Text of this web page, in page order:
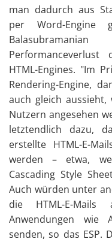
man dadurch aus
per Word-Engine
HTML-Engines. "Im
Rendering-Engine,
auch gleich
Nutzern angesehen
letztendlich dazu,
erstellte HTML-E-
werden – etwa,
Cascading Style
Auch würden unter
die HTML-E-
Anwendungen wie
senden, so das ESP.